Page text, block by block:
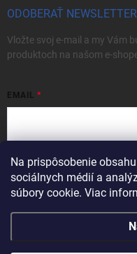
Na prispôsobenie
sociálnych médií a
súbory cookie. Viac
ODOBERAŤ NEWSLETTER
Vložte svoj e-mail a my Vám
produktoch na našom e-
EMAIL
Vložením e-mailu súhlasíte s
Prihlásiť sa